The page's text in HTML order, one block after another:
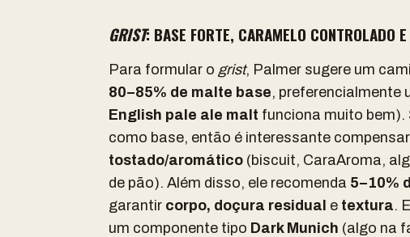
GRIST: BASE FORTE, CARAMELO CONTROLADO
Para formular o grist, Palmer sugere um
80–85% de malte base, preferencialmente
English pale ale malt funciona muito bem).
como base, então é interessante
tostado/aromático (biscuit, CaraAroma,
de pão). Além disso, ele recomenda 5–10%
garantir corpo, doçura residual e textura.
um componente tipo Dark Munich (algo na